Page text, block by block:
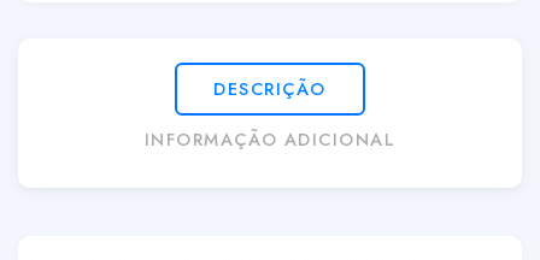
DESCRIÇÃO
INFORMAÇÃO ADICIONAL